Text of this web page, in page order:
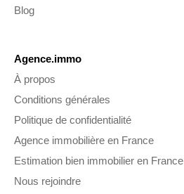
Blog
Agence.immo
À propos
Conditions générales
Politique de confidentialité
Agence immobilière en France
Estimation bien immobilier en France
Nous rejoindre